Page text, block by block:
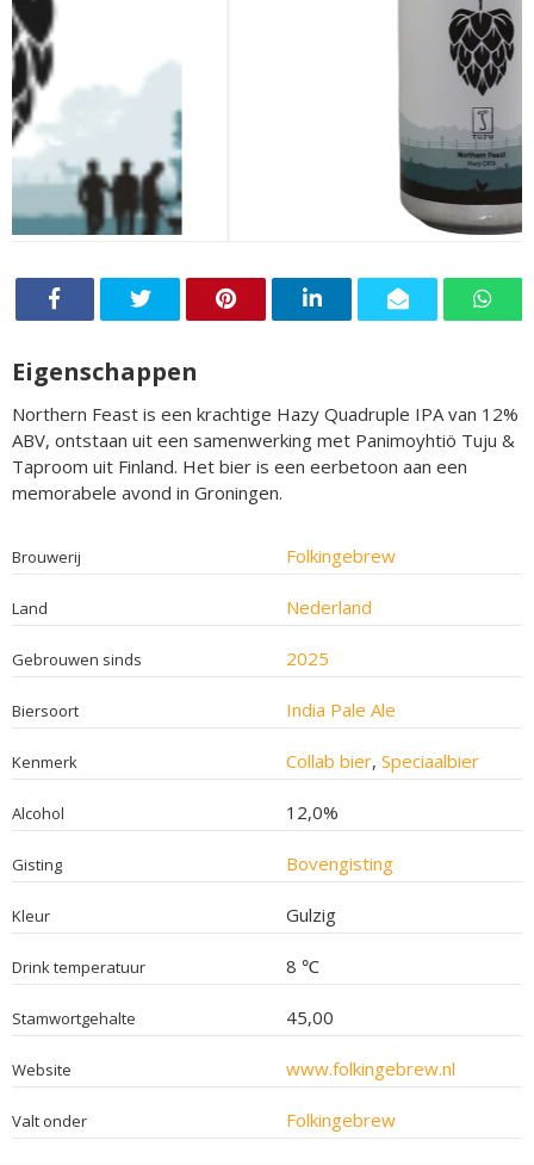
Eigenschappen
Northern Feast is een krachtige Hazy Quadruple IPA van 12%
ABV, ontstaan uit een samenwerking met Panimoyhtiö Tuju &
Taproom uit Finland. Het bier is een eerbetoon aan een
memorabele avond in Groningen.
Brouwerij Folkingebrew
Land Nederland
Gebrouwen sinds 2025
Biersoort India Pale Ale
Kenmerk Collab bier, Speciaalbier
Alcohol 12,0%
Gisting Bovengisting
Kleur Gulzig
Drink temperatuur 8 ℃
Stamwortgehalte 45,00
Website www.folkingebrew.nl
Valt onder Folkingebrew